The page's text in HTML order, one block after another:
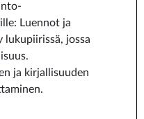
Luennot ja
lukupiirissä, jossa
ja kirjallisuuden